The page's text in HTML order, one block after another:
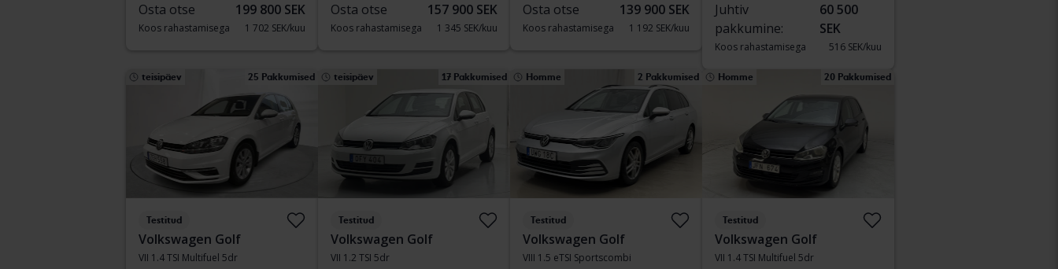
Osta otse 199 800 SEK
Koos rahastamisega 1 702 SEK/kuu
Osta otse 157 900 SEK
Koos rahastamisega 1 345 SEK/kuu
Osta otse 139 900 SEK
Koos rahastamisega 1 192 SEK/kuu
Juhtiv
pakkumine:
60 500
SEK
Koos rahastamisega 516 SEK/kuu
teisipäev 25 Pakkumised
Testitud
Volkswagen Golf
VII 1.4 TSI Multifuel 5dr
teisipäev 17 Pakkumised
Testitud
Volkswagen Golf
VII 1.2 TSI 5dr
Homme 2 Pakkumised
Testitud
Volkswagen Golf
VIII 1.5 eTSI Sportscombi
Homme 20 Pakkumised
Testitud
Volkswagen Golf
VII 1.4 TSI Multifuel 5dr